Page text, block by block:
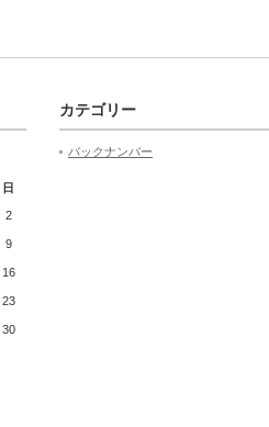
日
2
9
16
23
30
カテゴリー
バックナンバー